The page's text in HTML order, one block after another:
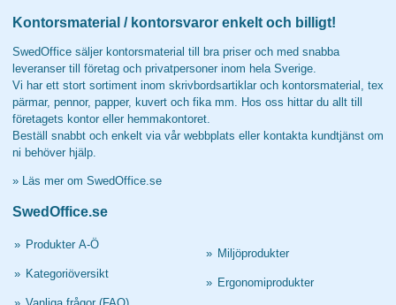
Kontorsmaterial / kontorsvaror enkelt och billigt!
SwedOffice säljer kontorsmaterial till bra priser och med snabba
leveranser till företag och privatpersoner inom hela Sverige.
Vi har ett stort sortiment inom skrivbordsartiklar och kontorsmaterial, tex
pärmar, pennor, papper, kuvert och fika mm. Hos oss hittar du allt till
företagets kontor eller hemmakontoret.
Beställ snabbt och enkelt via vår webbplats eller kontakta kundtjänst om
ni behöver hjälp.
» Läs mer om SwedOffice.se
SwedOffice.se
» Produkter A-Ö
» Kategoriöversikt
» Miljöprodukter
» Ergonomiprodukter